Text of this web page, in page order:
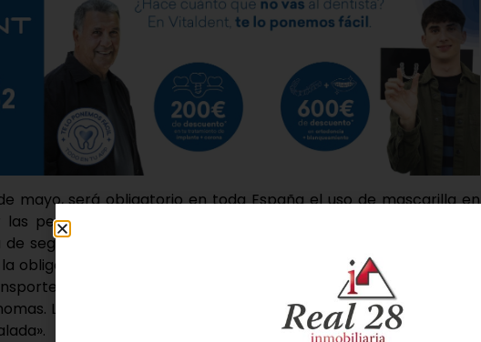
mayo, será obligatorio en toda España el uso de mascarilla en
personas mayores de seis años, siempre que no se pueda
seguridad de dos metros con otras personas. La decisión del
obligatoriedad de la mascarilla a todos los espacios públicos -y
público, como hasta el momento- llega tras la petición de
La medida de precaución, por tanto, obedece a «los riesgos